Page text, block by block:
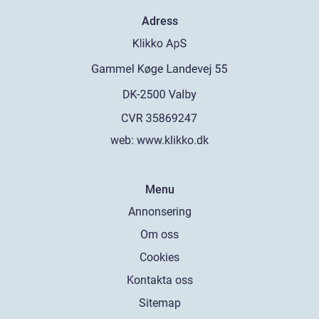
Adress
web: www.klikko.dk
Menu
Annonsering
Om oss
Cookies
Kontakta oss
Sitemap